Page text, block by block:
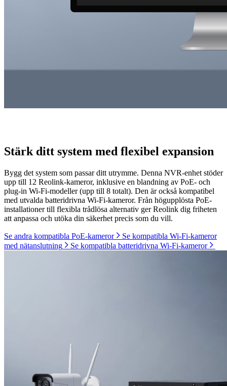
Stärk ditt system med flexibel expansion
Bygg det system som passar ditt utrymme. Denna NVR-enhet stöder
upp till 12 Reolink-kameror, inklusive en blandning av PoE- och
plug-in Wi-Fi-modeller (upp till 8 totalt). Den är också kompatibel
med utvalda batteridrivna Wi-Fi-kameror. Från högupplösta PoE-
installationer till flexibla trådlösa alternativ ger Reolink dig friheten
att anpassa och utöka din säkerhet precis som du vill.
Se andra kompatibla PoE-kameror
Se kompatibla Wi-Fi-kameror
med nätanslutning
Se kompatibla batteridrivna Wi-Fi-kameror